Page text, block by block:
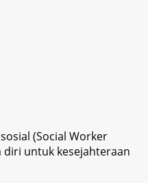
(Social Worker
diri untuk kesejahteraan